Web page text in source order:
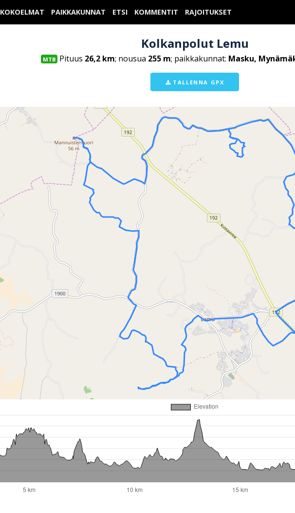
KOKOELMAT PAIKKAKUNNAT ETSI KOMMENTIT RAJOITUKSET
Kolkanpolut Lemu
MTB Pituus 26,2 km; nousua 255 m; paikkakunnat: Masku,
TALLENNA GPX